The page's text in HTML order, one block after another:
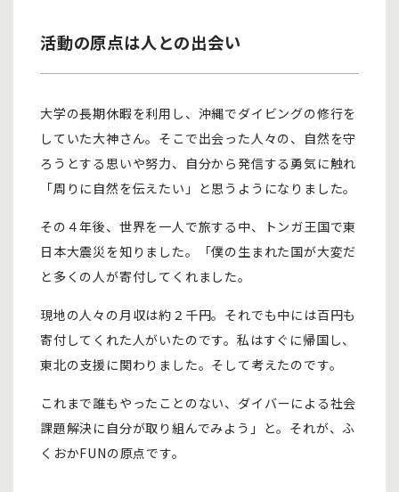
活動の原点は人との出会い
大学の長期休暇を利用し、沖縄でダイビングの修行を
していた大神さん。そこで出会った人々の、自然を守
ろうとする思いや努力、自分から発信する勇気に触れ
「周りに自然を伝えたい」と思うようになりました。
その４年後、世界を一人で旅する中、トンガ王国で東
日本大震災を知りました。「僕の生まれた国が大変だ
と多くの人が寄付してくれました。
現地の人々の月収は約２千円。それでも中には百円も
寄付してくれた人がいたのです。私はすぐに帰国し、
東北の支援に関わりました。そして考えたのです。
これまで誰もやったことのない、ダイバーによる社会
課題解決に自分が取り組んでみよう」と。それが、ふ
くおかFUNの原点です。